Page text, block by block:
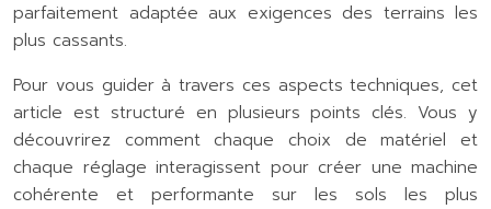
parfaitement adaptée aux exigences des terrains les
plus cassants.
Pour vous guider à travers ces aspects techniques, cet
article est structuré en plusieurs points clés. Vous y
découvrirez comment chaque choix de matériel et
chaque réglage interagissent pour créer une machine
cohérente et performante sur les sols les plus